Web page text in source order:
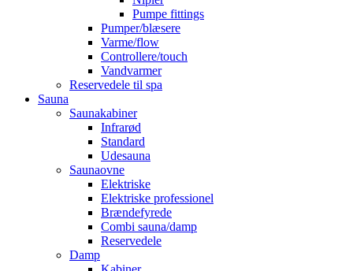
Pumpe fittings
Pumper/blæsere
Varme/flow
Controllere/touch
Vandvarmer
Reservedele til spa
Sauna
Saunakabiner
Infrarød
Standard
Udesauna
Saunaovne
Elektriske
Elektriske professionel
Brændefyrede
Combi sauna/damp
Reservedele
Damp